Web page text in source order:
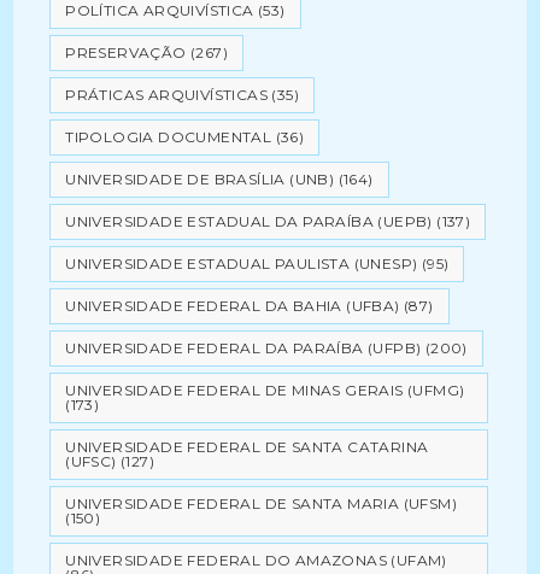
POLÍTICA ARQUIVÍSTICA (53)
PRESERVAÇÃO (267)
PRÁTICAS ARQUIVÍSTICAS (35)
TIPOLOGIA DOCUMENTAL (36)
UNIVERSIDADE DE BRASÍLIA (UNB) (164)
UNIVERSIDADE ESTADUAL DA PARAÍBA (UEPB) (137)
UNIVERSIDADE ESTADUAL PAULISTA (UNESP) (95)
UNIVERSIDADE FEDERAL DA BAHIA (UFBA) (87)
UNIVERSIDADE FEDERAL DA PARAÍBA (UFPB) (200)
UNIVERSIDADE FEDERAL DE MINAS GERAIS (UFMG)
(173)
UNIVERSIDADE FEDERAL DE SANTA CATARINA
(UFSC) (127)
UNIVERSIDADE FEDERAL DE SANTA MARIA (UFSM)
(150)
UNIVERSIDADE FEDERAL DO AMAZONAS (UFAM)